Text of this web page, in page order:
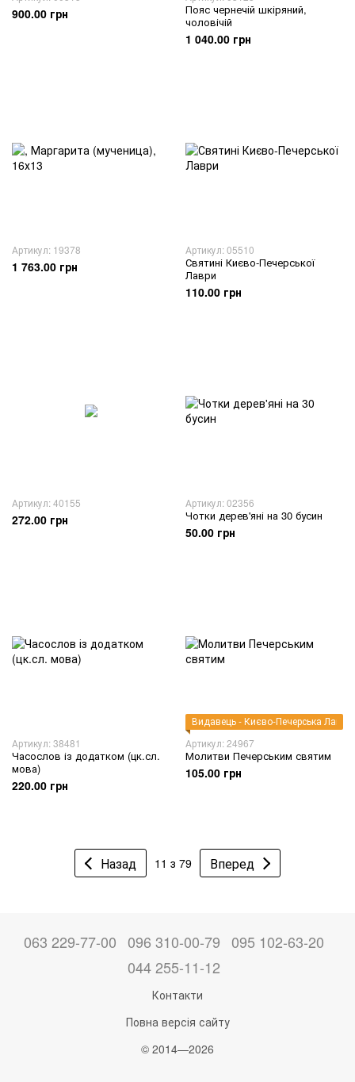
900.00 грн
Пояс чернечій шкіряний,
чоловічій
1 040.00 грн
Артикул: 19378
1 763.00 грн
Артикул: 05510
Святині Києво-Печерської
Лаври
110.00 грн
Артикул: 40155
272.00 грн
Артикул: 02356
Чотки дерев'яні на 30 бусин
50.00 грн
Артикул: 38481
Часослов із додатком (цк.сл.
мова)
220.00 грн
Видавець - Києво-Печерська Лавра
Артикул: 24967
Молитви Печерським святим
105.00 грн
Назад 11 з 79 Вперед
063 229-77-00 096 310-00-79 095 102-63-20
044 255-11-12
Контакти
Повна версія сайту
© 2014—2026